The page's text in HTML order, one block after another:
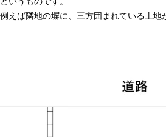
例えば隣地の塀に、三方囲まれている土地